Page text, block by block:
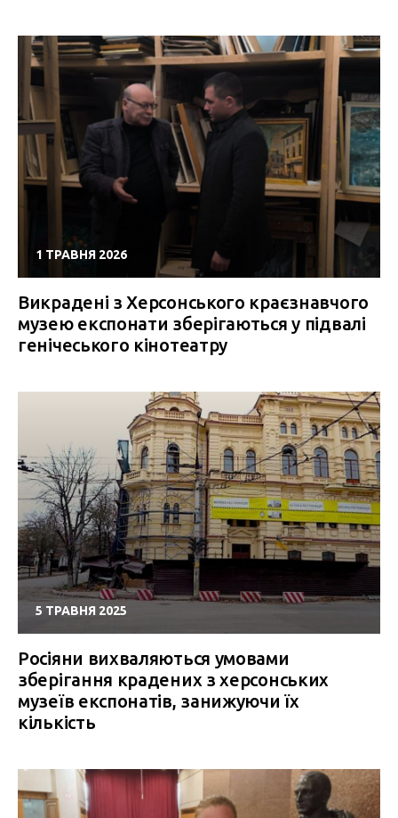
1 ТРАВНЯ 2026
Викрадені з Херсонського краєзнавчого
музею експонати зберігаються у підвалі
генічеського кінотеатру
5 ТРАВНЯ 2025
Росіяни вихваляються умовами
зберігання крадених з херсонських
музеїв експонатів, занижуючи їх
кількість